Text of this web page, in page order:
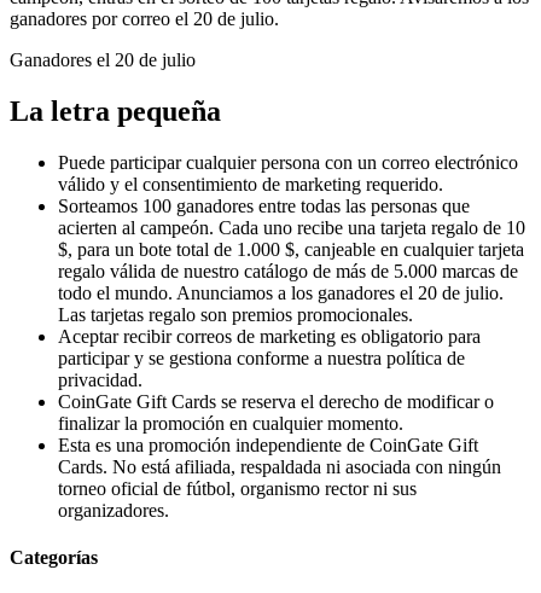
ganadores por correo el 20 de julio.
Ganadores el 20 de julio
La letra pequeña
Puede participar cualquier persona con un correo electrónico
válido y el consentimiento de marketing requerido.
Sorteamos 100 ganadores entre todas las personas que
acierten al campeón. Cada uno recibe una tarjeta regalo de 10
$, para un bote total de 1.000 $, canjeable en cualquier tarjeta
regalo válida de nuestro catálogo de más de 5.000 marcas de
todo el mundo. Anunciamos a los ganadores el 20 de julio.
Las tarjetas regalo son premios promocionales.
Aceptar recibir correos de marketing es obligatorio para
participar y se gestiona conforme a nuestra política de
privacidad.
CoinGate Gift Cards se reserva el derecho de modificar o
finalizar la promoción en cualquier momento.
Esta es una promoción independiente de CoinGate Gift
Cards. No está afiliada, respaldada ni asociada con ningún
torneo oficial de fútbol, organismo rector ni sus
organizadores.
Categorías